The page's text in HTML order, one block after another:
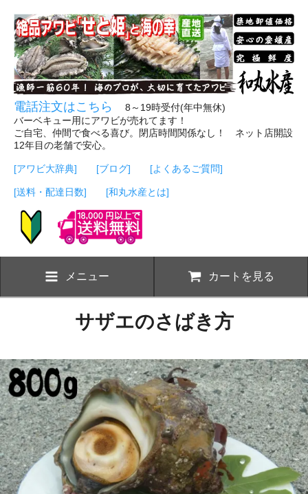
電話注文はこちら
8～19時受付(年中無休)
バーベキュー用にアワビが売れてます！
ご自宅、仲間で食べる喜び。閉店時間関係なし！ ネット店開設
12年目の老舗で安心。
[アワビ大辞典] [ブログ] [よくあるご質問]
[送料・配達日数] [和丸水産とは]
メニュー カートを見る
サザエのさばき方